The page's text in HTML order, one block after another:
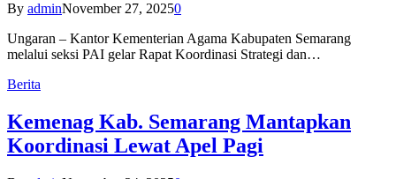
By adminNovember 27, 20250
Ungaran – Kantor Kementerian Agama Kabupaten Semarang
melalui seksi PAI gelar Rapat Koordinasi Strategi dan…
Berita
Kemenag Kab. Semarang Mantapkan
Koordinasi Lewat Apel Pagi